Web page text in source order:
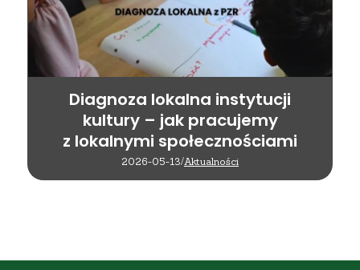
Diagnoza lokalna instytucji
kultury – jak pracujemy
z lokalnymi społecznościami
2026-05-13/Aktualności